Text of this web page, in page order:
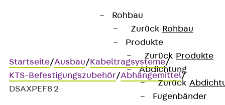
Rohbau
Zurück Rohbau
Produkte
Zurück Produkte
Abdichtung
Zurück
Fugenbänder
Startseite/Ausbau/Kabeltragsysteme/
KTS-Befestigungszubehör/Abhängemittel/
DSAXPEF8 2